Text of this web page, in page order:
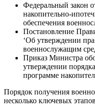
Федеральный закон
накопительно-
обеспечения
Постановление
‘Об утверждении
военнослужащим
Приказ Министра
утверждении
программе
Порядок получения
несколько ключевых